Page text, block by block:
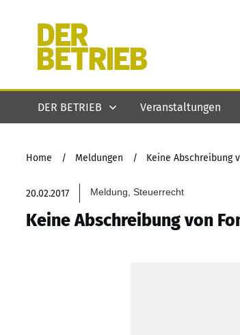
DER BETRIEB Veranstaltungen
Home / Meldungen / Keine Abschreibung
20.02.2017 Meldung, Steuerrecht
Keine Abschreibung von